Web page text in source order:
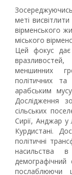
меті
вірменського
міського
Цей фокус дає
меншинних
політичних
арабським
Дослідження
сільських
Сирії, Анджар у
Курдистані.
політичні
насильства
демографічний
послаблюючи